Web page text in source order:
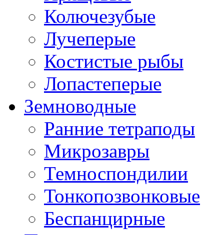
Колючезубые
Лучеперые
Костистые рыбы
Лопастеперые
Земноводные
Ранние тетраподы
Микрозавры
Темноспондилии
Тонкопозвонковые
Беспанцирные